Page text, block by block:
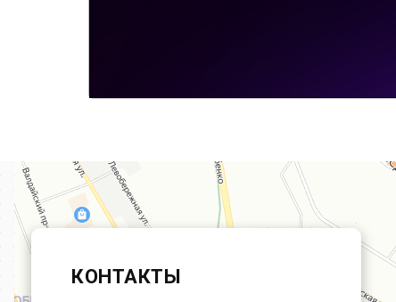
КОНТАКТЫ